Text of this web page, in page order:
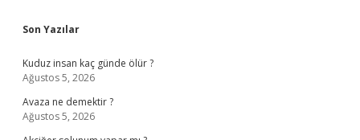
Sidebar
Son Yazılar
Kuduz insan kaç günde ölür ?
Ağustos 5, 2026
Avaza ne demektir ?
Ağustos 5, 2026